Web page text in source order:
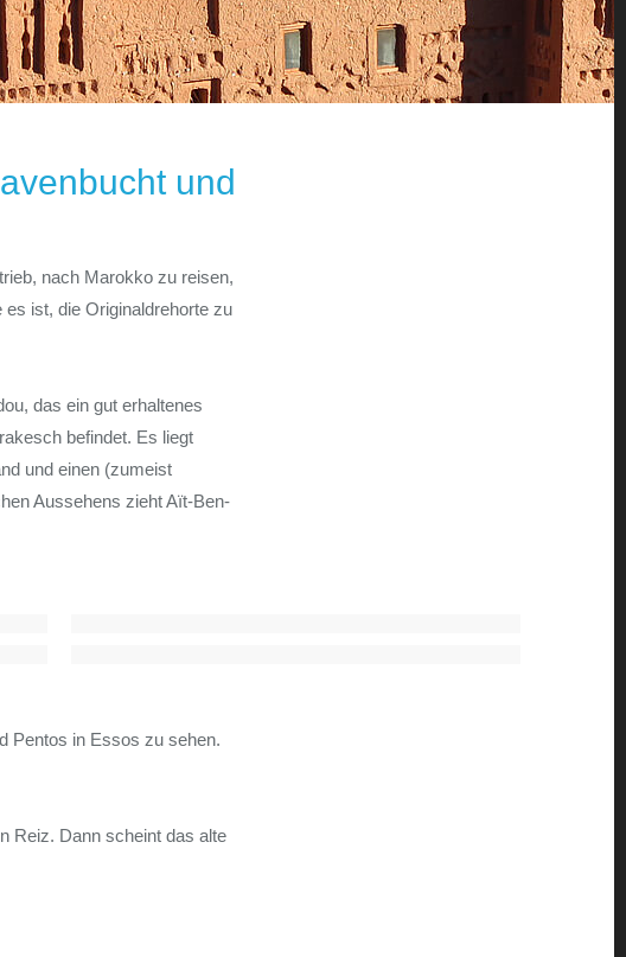
und
nach Marokko zu reisen,
ist, die Originaldrehorte zu
das ein gut erhaltenes
befindet. Es liegt
und einen (zumeist
Aussehens zieht Aït-Ben-
Pentos in Essos zu sehen.
Reiz. Dann scheint das alte